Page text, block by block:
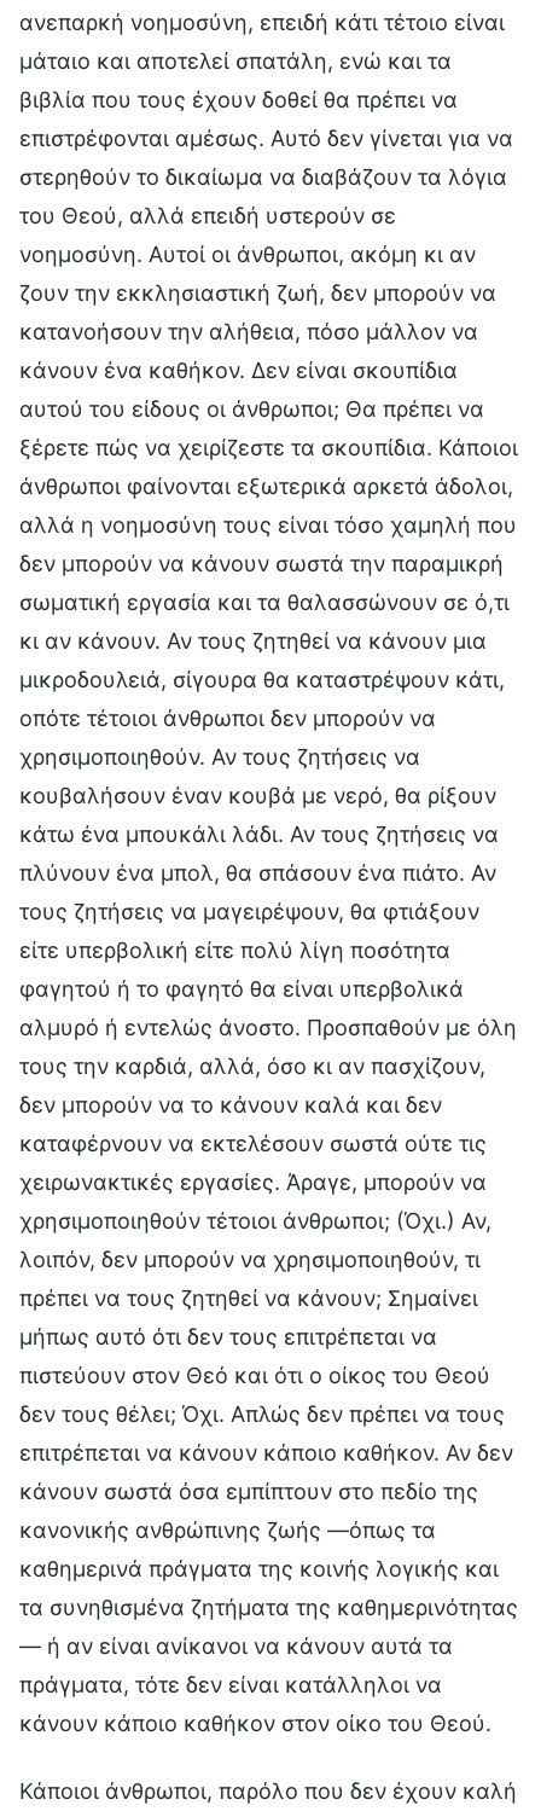
ανεπαρκή νοημοσύνη, επειδή κάτι τέτοιο είναι
μάταιο και αποτελεί σπατάλη, ενώ και τα
βιβλία που τους έχουν δοθεί θα πρέπει να
επιστρέφονται αμέσως. Αυτό δεν γίνεται για να
στερηθούν το δικαίωμα να διαβάζουν τα λόγια
του Θεού, αλλά επειδή υστερούν σε
νοημοσύνη. Αυτοί οι άνθρωποι, ακόμη κι αν
ζουν την εκκλησιαστική ζωή, δεν μπορούν να
κατανοήσουν την αλήθεια, πόσο μάλλον να
κάνουν ένα καθήκον. Δεν είναι σκουπίδια
αυτού του είδους οι άνθρωποι; Θα πρέπει να
ξέρετε πώς να χειρίζεστε τα σκουπίδια. Κάποιοι
άνθρωποι φαίνονται εξωτερικά αρκετά άδολοι,
αλλά η νοημοσύνη τους είναι τόσο χαμηλή που
δεν μπορούν να κάνουν σωστά την παραμικρή
σωματική εργασία και τα θαλασσώνουν σε ό,τι
κι αν κάνουν. Αν τους ζητηθεί να κάνουν μια
μικροδουλειά, σίγουρα θα καταστρέψουν κάτι,
οπότε τέτοιοι άνθρωποι δεν μπορούν να
χρησιμοποιηθούν. Αν τους ζητήσεις να
κουβαλήσουν έναν κουβά με νερό, θα ρίξουν
κάτω ένα μπουκάλι λάδι. Αν τους ζητήσεις να
πλύνουν ένα μπολ, θα σπάσουν ένα πιάτο. Αν
τους ζητήσεις να μαγειρέψουν, θα φτιάξουν
είτε υπερβολική είτε πολύ λίγη ποσότητα
φαγητού ή το φαγητό θα είναι υπερβολικά
αλμυρό ή εντελώς άνοστο. Προσπαθούν με όλη
τους την καρδιά, αλλά, όσο κι αν πασχίζουν,
δεν μπορούν να το κάνουν καλά και δεν
καταφέρνουν να εκτελέσουν σωστά ούτε τις
χειρωνακτικές εργασίες. Άραγε, μπορούν να
χρησιμοποιηθούν τέτοιοι άνθρωποι; (Όχι.) Αν,
λοιπόν, δεν μπορούν να χρησιμοποιηθούν, τι
πρέπει να τους ζητηθεί να κάνουν; Σημαίνει
μήπως αυτό ότι δεν τους επιτρέπεται να
πιστεύουν στον Θεό και ότι ο οίκος του Θεού
δεν τους θέλει; Όχι. Απλώς δεν πρέπει να τους
επιτρέπεται να κάνουν κάποιο καθήκον. Αν δεν
κάνουν σωστά όσα εμπίπτουν στο πεδίο της
κανονικής ανθρώπινης ζωής —όπως τα
καθημερινά πράγματα της κοινής λογικής και
τα συνηθισμένα ζητήματα της καθημερινότητας
— ή αν είναι ανίκανοι να κάνουν αυτά τα
πράγματα, τότε δεν είναι κατάλληλοι να
κάνουν κάποιο καθήκον στον οίκο του Θεού.
Κάποιοι άνθρωποι, παρόλο που δεν έχουν καλή